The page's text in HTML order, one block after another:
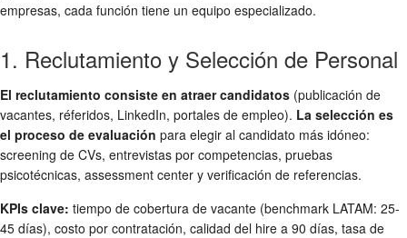
empresas, cada función tiene un equipo especializado.
1. Reclutamiento y Selección de Personal
El reclutamiento consiste en atraer candidatos (publicación de
vacantes, réferi­dos, LinkedIn, portales de empleo). La selección es
el proceso de evaluación para elegir al candidato más idóneo:
screening de CVs, entrevistas por competencias, pruebas
psicotécnicas, assessment center y verificación de referencias.
KPIs clave: tiempo de cobertura de vacante (benchmark LATAM: 25-
45 días), costo por contratación, calidad del hire a 90 días, tasa de